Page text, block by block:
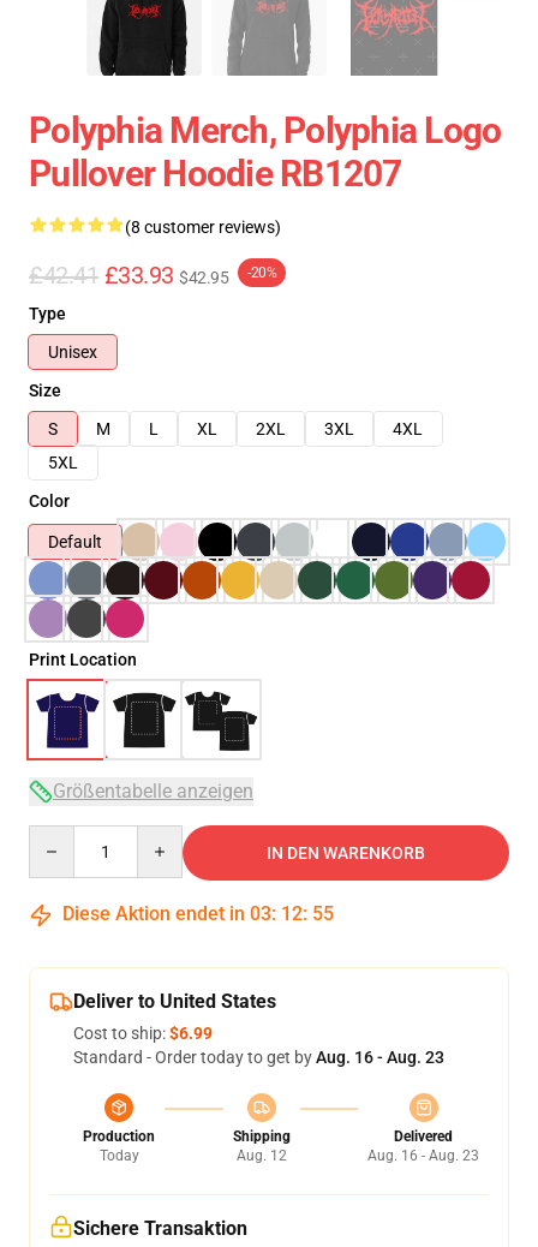
Polyphia Merch, Polyphia Logo
Pullover Hoodie RB1207
(8 customer reviews)
£42.41 £33.93 $42.95 -20%
Type
Unisex
Size
S
M L XL 2XL 3XL
4XL
5XL
Color
Default
Print Location
Größentabelle anzeigen
IN DEN WARENKORB
Diese Aktion endet in 03: 12: 54
Deliver to United States
Cost to ship:$6.99
Standard - Order today to get byAug. 16 - Aug. 23
Production
Today
Shipping
Aug. 12
Delivered
Aug. 16 - Aug. 23
Sichere Transaktion